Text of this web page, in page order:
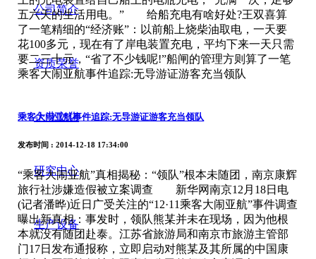
公司简介
资质荣誉
企业文化
研究中心
生产设备
五六天的生活用电。” 给船充电有啥好处?王双喜算
了一笔精细的“经济账”：以前船上烧柴油取电，一天要
花100多元，现在有了岸电装置充电，平均下来一天只需
要二三十元，“省了不少钱呢!”船闸的管理方则算了一笔
乘客大闹亚航事件追踪:无导游证游客充当领队
乘客大闹亚航事件追踪:无导游证游客充当领队
发布时间 : 2014-12-18 17:34:00
“乘客大闹亚航”真相揭秘：“领队”根本未随团，南京康辉
旅行社涉嫌造假被立案调查 新华网南京12月18日电
(记者潘晔)近日广受关注的“12·11乘客大闹亚航”事件调查
曝出新真相：事发时，领队熊某并未在现场，因为他根
本就没有随团赴泰。江苏省旅游局和南京市旅游主管部
门17日发布通报称，立即启动对熊某及其所属的中国康